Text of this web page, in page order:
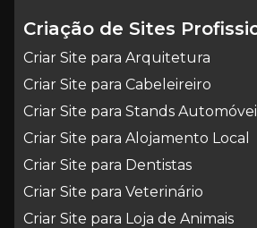
Criação de Sites
Criar Site para Arquitetura
Criar Site para Cabeleireiro
Criar Site para Stands
Criar Site para Alojamento Local
Criar Site para Dentistas
Criar Site para Veterinário
Criar Site para Loja de Animais